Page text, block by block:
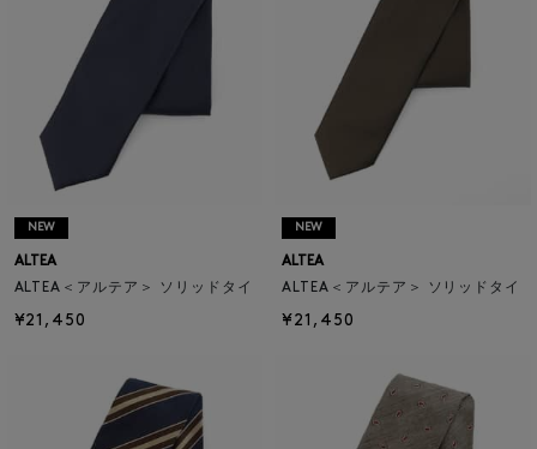
NEW
ALTEA
ALTEA＜アルテア＞ ソリッドタイ
¥21,450
NEW
ALTEA
ALTEA＜アルテア＞ ソリッドタイ
¥21,450